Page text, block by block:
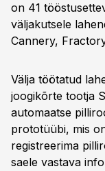
on 41
väljakutsele
Cannery,
Välja töötatud
joogikõrte tootja
automaatse
prototüübi, mis
registreerima
saele vastava